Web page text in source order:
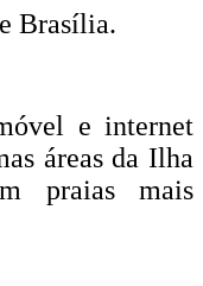
Brasília.
e internet
áreas da Ilha
praias mais